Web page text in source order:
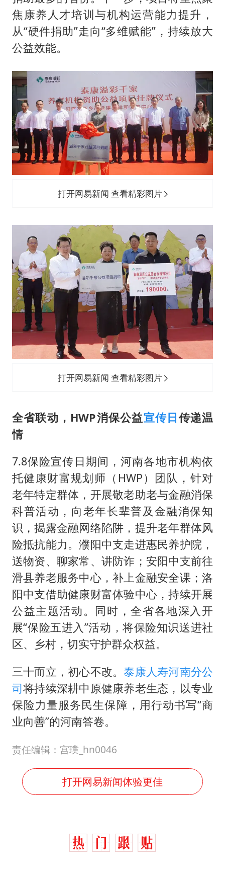
焦康养人才培训与机构运营能力提升，
从“硬件捐助”走向“多维赋能”，持续放大
公益效能。
打开网易新闻 查看精彩图片
打开网易新闻 查看精彩图片
全省联动，HWP消保公益宣传日传递温
情
7.8保险宣传日期间，河南各地市机构依
托健康财富规划师（HWP）团队，针对
老年特定群体，开展敬老助老与金融消保
科普活动，向老年长辈普及金融消保知
识，揭露金融网络陷阱，提升老年群体风
险抵抗能力。濮阳中支走进惠民养护院，
送物资、聊家常、讲防诈；安阳中支前往
滑县养老服务中心，补上金融安全课；洛
阳中支借助健康财富体验中心，持续开展
公益主题活动。同时，全省各地深入开
展“保险五进入”活动，将保险知识送进社
区、乡村，切实守护群众权益。
三十而立，初心不改。泰康人寿河南分公
司将持续深耕中原健康养老生态，以专业
保险力量服务民生保障，用行动书写“商
业向善”的河南答卷。
责任编辑：宫璞_hn0046
打开网易新闻体验更佳